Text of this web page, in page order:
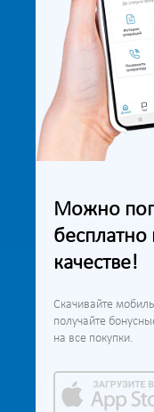
Можно
бесплатно
качестве!
Скачивайте
получайте
на все покупки.